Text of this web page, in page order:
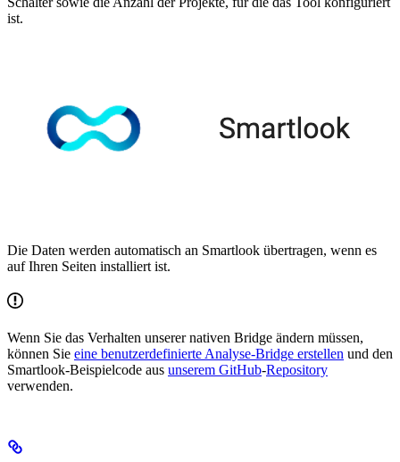
ist.
Die Daten werden automatisch an Smartlook übertragen, wenn es
auf Ihren Seiten installiert ist.
Wenn Sie das Verhalten unserer nativen Bridge ändern müssen,
können Sie eine benutzerdefinierte Analyse-Bridge erstellen und den
Smartlook-Beispielcode aus unserem GitHub-Repository
verwenden.